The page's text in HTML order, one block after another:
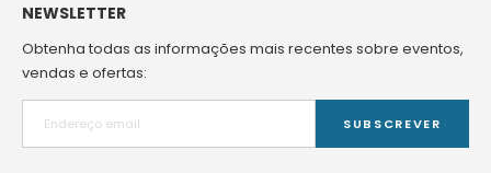
NEWSLETTER
Obtenha todas as informações mais recentes sobre eventos,
vendas e ofertas:
SUBSCREVER